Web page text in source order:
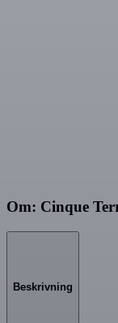
Om: Cinque
Beskrivning